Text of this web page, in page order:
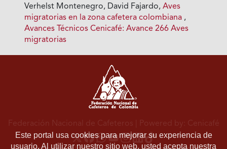
Verhelst Montenegro, David Fajardo,Aves
migratorias en la zona cafetera colombiana ,
Avances Técnicos Cenicafé: Avance 266 Aves
migratorias
Este portal usa cookies para mejorar su experiencia de
usuario. Al utilizar nuestro sitio web, usted acepta nuestra
Federación Nacional de Cafeteros | Powered by: Cenicafé